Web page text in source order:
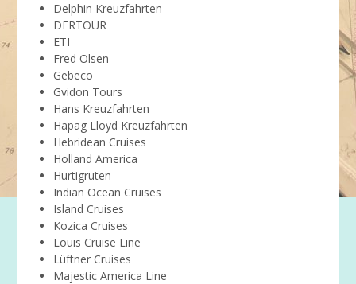
Delphin Kreuzfahrten
DERTOUR
ETI
Fred Olsen
Gebeco
Gvidon Tours
Hans Kreuzfahrten
Hapag Lloyd Kreuzfahrten
Hebridean Cruises
Holland America
Hurtigruten
Indian Ocean Cruises
Island Cruises
Kozica Cruises
Louis Cruise Line
Lüftner Cruises
Majestic America Line